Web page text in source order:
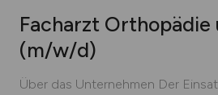
Facharzt
(m/w/d)
Über das Unternehmen Der